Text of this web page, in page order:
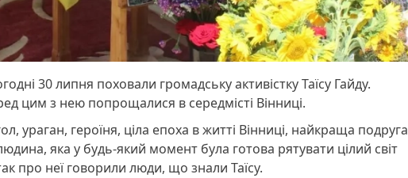
30 липня поховали громадську активістку Таїсу Гайду.
цим з нею попрощалися в середмісті Вінниці.
ураган, героїня, ціла епоха в житті Вінниці, найкраща подруга
яка у будь-який момент була готова рятувати цілий світ
про неї говорили люди, що знали Таїсу.